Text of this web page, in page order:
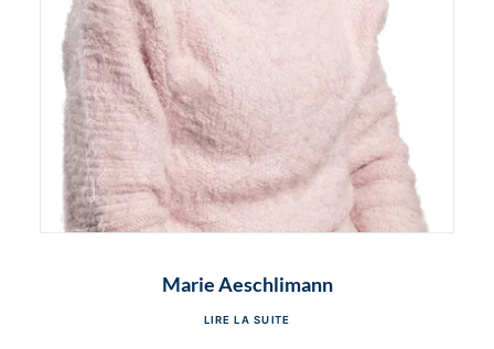
Marie Aeschlimann
LIRE LA SUITE